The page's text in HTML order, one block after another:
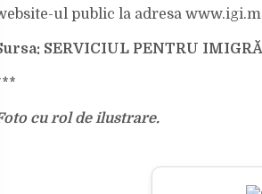
ul public la adresa
SERVICIUL PENTRU
cu rol de ilustrare.